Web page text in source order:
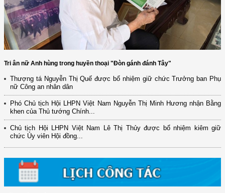
Tri ân nữ Anh hùng trong huyền thoại "Đòn gánh đánh Tây"
Thượng tá Nguyễn Thị Quế được bổ nhiệm giữ chức Trưởng ban Phụ
nữ Công an nhân dân
Phó Chủ tịch Hội LHPN Việt Nam Nguyễn Thị Minh Hương nhận Bằng
khen của Thủ tướng Chính...
Chủ tịch Hội LHPN Việt Nam Lê Thị Thủy được bổ nhiệm kiêm giữ
chức Ủy viên Hội đồng...
(12/TB-HĐKH) V/v đăng ký, đề xuất nhiệm vụ Khoa học, công nghệ và
đổi mới ...
(898/KH/ĐCT) Kế hoạch thực hiện Quyết định số 2415/QĐ-TTg ngày
31/10/2025 ...
xây dựng ...
(891/KH-ĐCT) Kế hoạch thực hiện Nghị quyết số 72-NQ/TW ngày
9/9/2025 của Bộ ...